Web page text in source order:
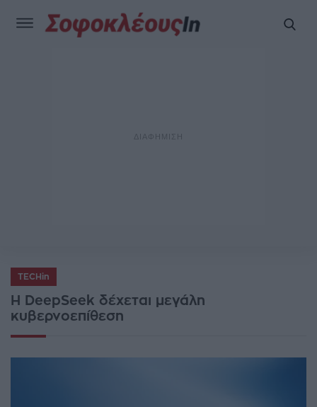
TECHin
Η DeepSeek δέχεται μεγάλη
κυβερνοεπίθεση